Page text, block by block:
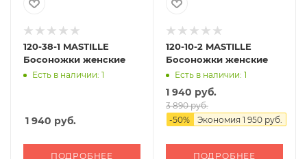
120-38-1 MASTILLE
Босоножки женские
Есть в наличии: 1
1 940 руб.
ПОДРОБНЕЕ
120-10-2 MASTILLE
Босоножки женские
Есть в наличии: 1
1 940 руб.
3 890 руб.
-50% Экономия 1 950 руб.
ПОДРОБНЕЕ